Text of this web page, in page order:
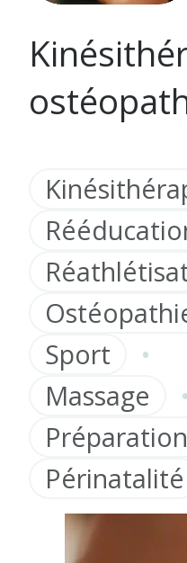
Sport •
Massage •
Périnatalité